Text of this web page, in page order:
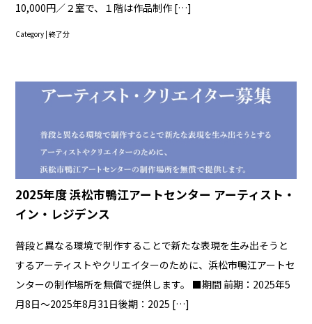
10,000円／２室で、１階は作品制作 […]
Category |終了分
2025年度 浜松市鴨江アートセンター アーティスト・
イン・レジデンス
普段と異なる環境で制作することで新たな表現を生み出そうと
するアーティストやクリエイターのために、浜松市鴨江アートセ
ンターの制作場所を無償で提供します。 ■期間 前期：2025年5
月8日～2025年8月31日後期：2025 […]